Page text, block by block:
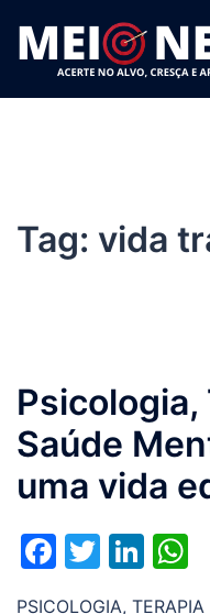
para
conteúdo
Tag: vida
Psicologia,
Saúde
uma vida
Facebook
Twitter
PSICOLOGIA,